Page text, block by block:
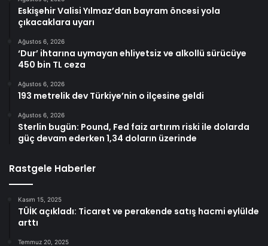
Eskişehir Valisi Yılmaz’dan bayram öncesi yola
çıkacaklara uyarı
Ağustos 6, 2026
‘Dur’ ihtarına uymayan ehliyetsiz ve alkollü sürücüye
450 bin TL ceza
Ağustos 6, 2026
193 metrelik dev Türkiye’nin o ilçesine geldi
Ağustos 6, 2026
Sterlin bugün: Pound, Fed faiz artırım riski ile dolarda
güç devam ederken 1,34 doların üzerinde
Rastgele Haberler
Kasım 15, 2025
TÜİK açıkladı: Ticaret ve perakende satış hacmi eylülde
arttı
Temmuz 20, 2025